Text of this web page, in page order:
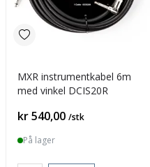
MXR instrumentkabel 6m
med vinkel DCIS20R
Pris
kr 540,00 /stk
På lager